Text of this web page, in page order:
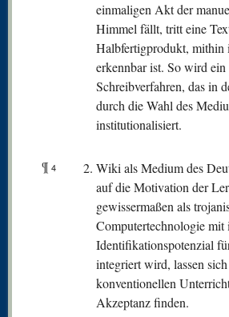
einmaligen Akt der
Himmel fällt, tritt eine
Halbfertigprodukt,
erkennbar ist. So wird ein
Schreibverfahren, das in
durch die Wahl des
institutionalisiert.
¶ 4
Wiki als Medium des
auf die Motivation der
gewissermaßen als
Computertechnologie mit
Identifikationspotenzial
integriert wird, lassen
konventionellen
Akzeptanz finden.